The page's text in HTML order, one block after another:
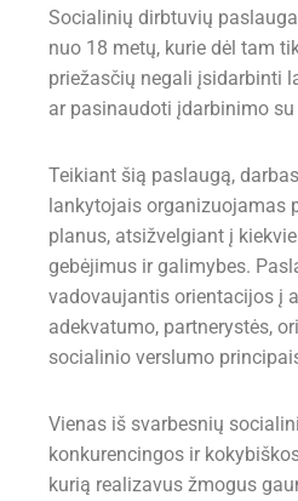
Socialinių dirbtuvių
nuo 18 metų, kurie dėl tam
priežasčių negali įsidarbinti
ar pasinaudoti įdarbinimo
Teikiant šią paslaugą,
lankytojais organizuojamas
planus, atsižvelgiant į
gebėjimus ir galimybes.
vadovaujantis orientacijos į
adekvatumo, partnerystės,
socialinio verslumo
Vienas iš svarbesnių
konkurencingos ir
kurią realizavus žmogus